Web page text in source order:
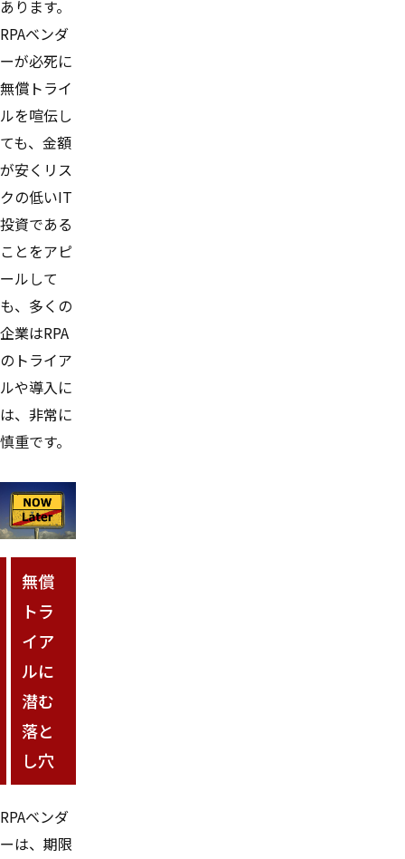
あります。
RPAベンダ
ーが必死に
無償トライ
ルを喧伝し
ても、金額
が安くリス
クの低いIT
投資である
ことをアピ
ールして
も、多くの
企業はRPA
のトライア
ルや導入に
は、非常に
慎重です。
無償
トラ
イア
ルに
潜む
落と
し穴
RPAベンダ
ーは、期限